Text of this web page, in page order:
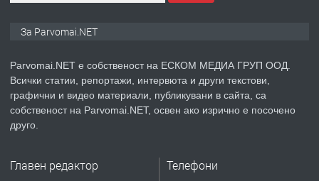
преди 1 година
ПРЕДЛАГА Уроци по Математика
За Parvomai.NET
Parvomai.NET е собственост на ЕСКОМ МЕДИА ГРУП ООД.
Всички статии, репортажи, интервюта и други текстови,
графични и видео материали, публикувани в сайта, са
собственост на Parvomai.NET, освен ако изрично е посочено
друго.
Главен редактор Телефони